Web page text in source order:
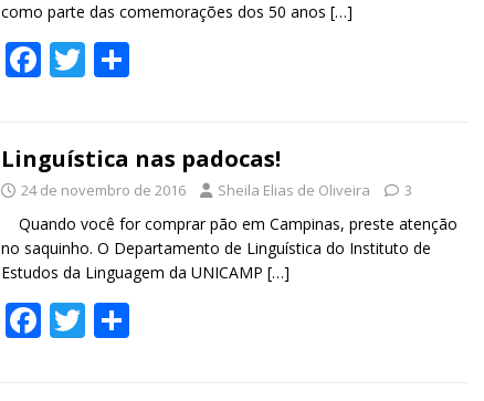
como parte das comemorações dos 50 anos […]
F
b
o
o
k
T
er e
Linguística nas padocas!
24 de novembro de 2016 Sheila Elias de Oliveira 3
Quando você for comprar pão em Campinas, preste atenção
no saquinho. O Departamento de Linguística do Instituto de
Estudos da Linguagem da UNICAMP […]
F T